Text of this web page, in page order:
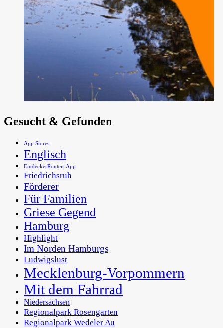
Gesucht & Gefunden
App Stores
Englisch
EntdeckerRouten-App
Friedrichsruh
Förderer
Für Familien
Griese Gegend
Hamburg
Highlight
Im Norden Hamburgs
Ludwigslust
Mecklenburg-Vorpommern
Mit dem Fahrrad
Niedersachsen
Regionalpark Rosengarten
Regionalpark Wedeler Au